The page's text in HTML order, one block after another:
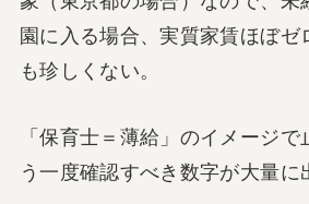
園に入る場合、実質家賃ほぼゼ
も珍しくない。
「保育士＝薄給」のイメージで
う一度確認すべき数字が大量に